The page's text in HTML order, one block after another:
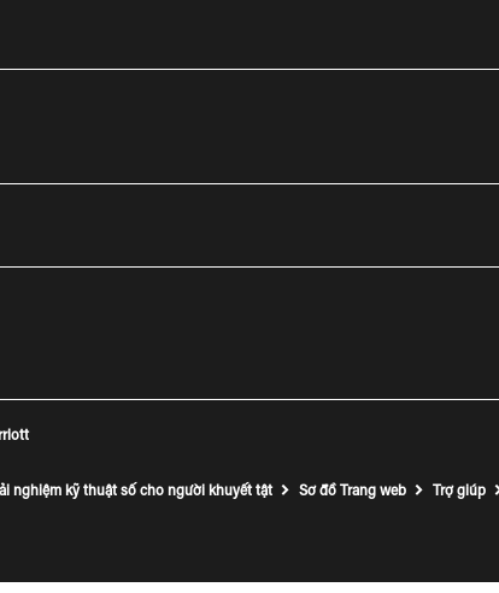
nghiệm kỹ thuật số cho người khuyết tật Sơ đồ Trang web Trợ giúp